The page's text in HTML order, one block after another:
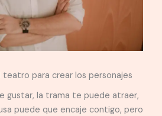
teatro para crear los personajes
gustar, la trama te puede atraer,
puede que encaje contigo, pero